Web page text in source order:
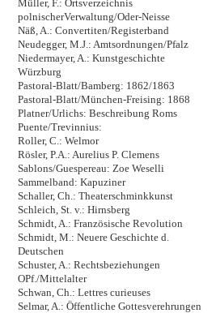
Müller, F.: Ortsverzeichnis
polnischerVerwaltung/Oder-Neisse
Näß, A.: Convertiten/Registerband
Neudegger, M.J.: Amtsordnungen/Pfalz
Niedermayer, A.: Kunstgeschichte
Würzburg
Pastoral-Blatt/Bamberg: 1862/1863
Pastoral-Blatt/München-Freising: 1868
Platner/Urlichs: Beschreibung Roms
Puente/Trevinnius:
Roller, C.: Welmor
Rösler, P.A.: Aurelius P. Clemens
Sablons/Guespereau: Zoe Weselli
Sammelband: Kapuziner
Schaller, Ch.: Theaterschminkkunst
Schleich, St. v.: Hirnsberg
Schmidt, A.: Französische Revolution
Schmidt, M.: Neuere Geschichte d.
Deutschen
Schuster, A.: Rechtsbeziehungen
OPf./Mittelalter
Schwan, Ch.: Lettres curieuses
Selmar, A.: Öffentliche Gottesverehrungen